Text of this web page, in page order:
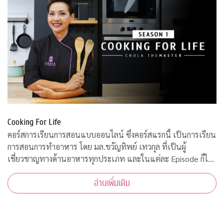
Cooking For Life
คอร์สการเรียนการสอนแบบออนไลน์ ซึ่งคอร์สแรกนี้ เป็นการเรียน
การสอนการทำอาหาร โดย มล.ขวัญทิพย์ เทวกุล ที่เป็นผู้
เชี่ยวชาญทางด้านอาหารทุกประเภท และในแต่ละ Episode ก็ได้
รับความร่วมมือจากคณาจารย์ ผู้ทรงคุณวุฒิ จากคณะต่างๆ ที่มาให้
ความรู้ ตามหลักวิชาการอีกด้วยอ่านเพิ่มเติม